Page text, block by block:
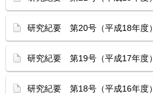
研究紀要 第20号（平成18年度）
研究紀要 第19号（平成17年度）
研究紀要 第18号（平成16年度）